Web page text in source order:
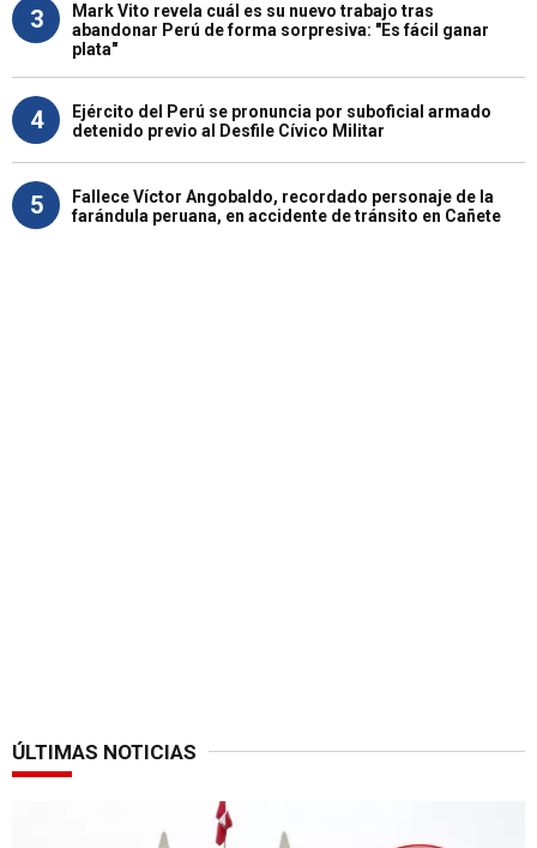
3
Mark Vito revela cuál es su nuevo trabajo tras
abandonar Perú de forma sorpresiva: "Es fácil ganar
plata"
4
Ejército del Perú se pronuncia por suboficial armado
detenido previo al Desfile Cívico Militar
5
Fallece Víctor Angobaldo, recordado personaje de la
farándula peruana, en accidente de tránsito en Cañete
ÚLTIMAS NOTICIAS